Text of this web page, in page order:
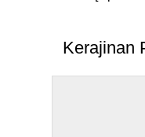
Kerajinan